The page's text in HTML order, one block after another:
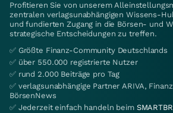
Profitieren Sie von unserem
zentralen verlagsunabhängigen Wissens-
und fundierten Zugang in die Börsen- und
strategische Entscheidungen zu treffen.
✅ Größte Finanz-Community Deutschlands
✅ über 550.000 registrierte Nutzer
✅ rund 2.000 Beiträge pro Tag
✅ verlagsunabhängige Partner ARIVA,
BörsenNews
✅ Jederzeit einfach handeln beim